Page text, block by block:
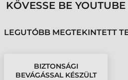
KÖVESSE BE
LEGUTÓBB MEGTEKINTETT
BIZTONSÁGI
BEVÁGÁSSAL KÉSZÜLT